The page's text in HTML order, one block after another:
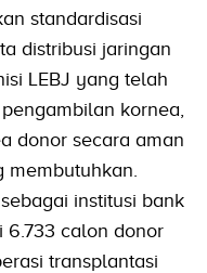
standardisasi
distribusi jaringan
LEBJ yang telah
kornea,
donor secara aman
institusi bank
6.733 calon donor
transplantasi